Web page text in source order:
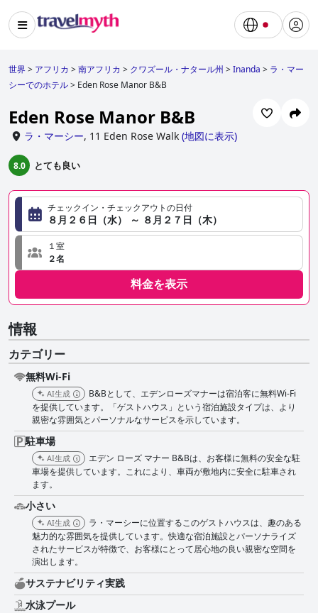
世界> アフリカ >南アフリカ > クワズール・ナタール州 >Inanda > ラ・マー
シーでのホテル> Eden Rose Manor B&B
Eden Rose Manor B&B
ラ・マーシー, 11 Eden Rose Walk (地図に表示)
8.0 とても良い
チェックイン・チェックアウトの日付
８月２６日（水） ～ ８月２７日（木）
１室
２名
料金を表示
情報
カテゴリー
無料Wi-Fi
AI生成
B&Bとして、エデンローズマナーは宿泊客に無料Wi-Fi
を提供しています。「ゲストハウス」という宿泊施設タイプは、より
親密な雰囲気とパーソナルなサービスを示しています。
駐車場
AI生成
エデン ローズ マナー B&Bは、お客様に無料の安全な駐
車場を提供しています。これにより、車両が敷地内に安全に駐車され
ます。
小さい
AI生成
ラ・マーシーに位置するこのゲストハウスは、趣のある
魅力的な雰囲気を提供しています。快適な宿泊施設とパーソナライズ
されたサービスが特徴で、お客様にとって居心地の良い親密な空間を
演出します。
サステナビリティ実践
水泳プール